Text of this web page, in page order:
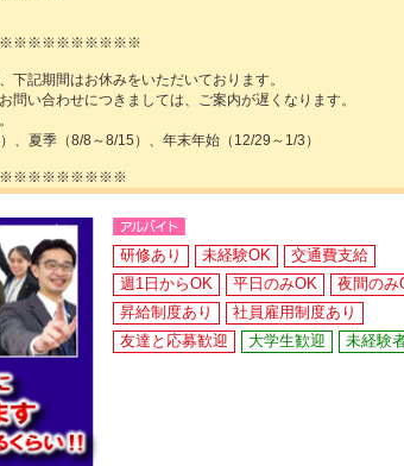
下記期間はお休みをいただいております。
問い合わせにつきましては、ご案内が遅くなります。
、夏季（8/8～8/15）、年末年始（12/29～1/3）
研修あり 未経験OK
交通費支給
週1日からOK
平日のみOK
夜間のみ
昇給制度あり
社員雇用制度あり
友達と応募歓迎
大学生歓迎 未経験